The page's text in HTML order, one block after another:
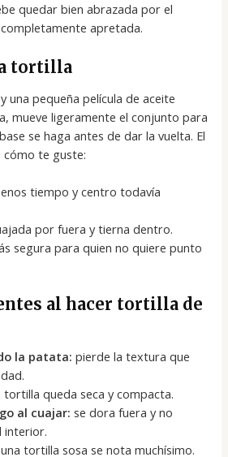
quedar bien abrazada por el
apretada.
tortilla
una pequeña película de aceite
mueve ligeramente el conjunto para
se haga antes de dar la vuelta. El
te guste:
tiempo y centro todavía
por fuera y tierna dentro.
segura para quien no quiere punto
al hacer tortilla de
la patata: pierde la textura que
tortilla queda seca y compacta.
al cuajar: se dora fuera y no
interior.
una tortilla sosa se nota muchísimo.